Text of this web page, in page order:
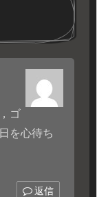
ゴ
を心待ち
返信